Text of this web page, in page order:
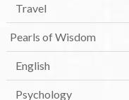
Travel
Pearls of Wisdom
English
Psychology